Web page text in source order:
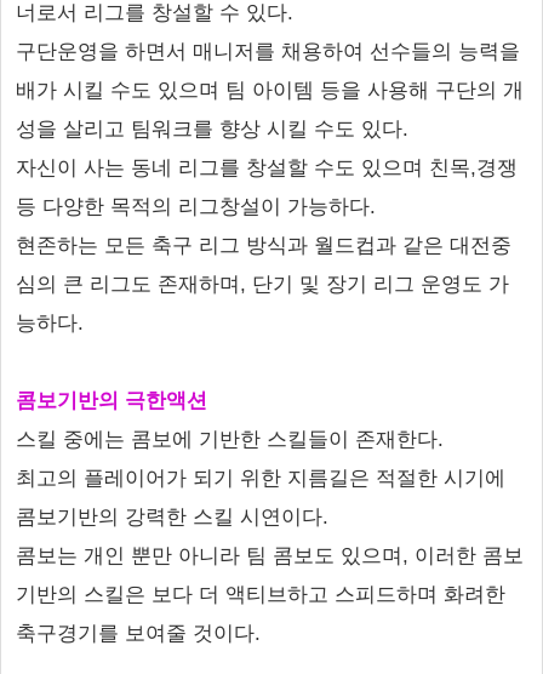
너로서 리그를 창설할 수 있다.
구단운영을 하면서 매니저를 채용하여 선수들의 능력을
배가 시킬 수도 있으며 팀 아이템 등을 사용해 구단의 개
성을 살리고 팀워크를 향상 시킬 수도 있다.
자신이 사는 동네 리그를 창설할 수도 있으며 친목,경쟁
등 다양한 목적의 리그창설이 가능하다.
현존하는 모든 축구 리그 방식과 월드컵과 같은 대전중
심의 큰 리그도 존재하며, 단기 및 장기 리그 운영도 가
능하다.
콤보기반의 극한액션
스킬 중에는 콤보에 기반한 스킬들이 존재한다.
최고의 플레이어가 되기 위한 지름길은 적절한 시기에
콤보기반의 강력한 스킬 시연이다.
콤보는 개인 뿐만 아니라 팀 콤보도 있으며, 이러한 콤보
기반의 스킬은 보다 더 액티브하고 스피드하며 화려한
축구경기를 보여줄 것이다.